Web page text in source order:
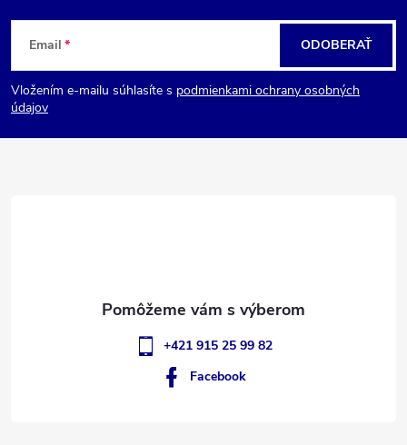
Z
á
p
Email
Vložením e-mailu súhlasíte s podmienkami ochrany osobných
údajov
ODOBERAŤ
+421 915 25 99 82
Facebook